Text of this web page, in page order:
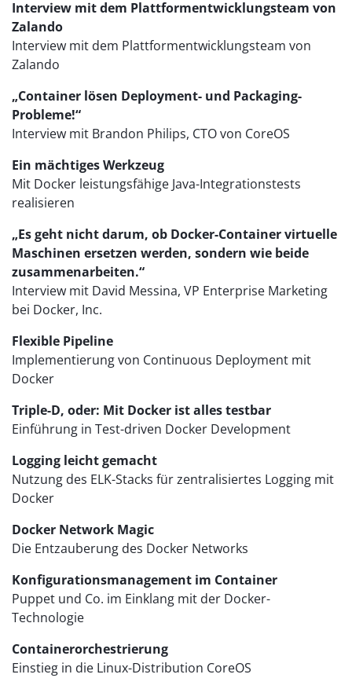
Interview mit dem Plattformentwicklungsteam von
Zalando
Interview mit dem Plattformentwicklungsteam von
Zalando
„Container lösen Deployment- und Packaging-
Probleme!“
Interview mit Brandon Philips, CTO von CoreOS
Ein mächtiges Werkzeug
Mit Docker leistungsfähige Java-Integrationstests
realisieren
„Es geht nicht darum, ob Docker-Container virtuelle
Maschinen ersetzen werden, sondern wie beide
zusammenarbeiten.“
Interview mit David Messina, VP Enterprise Marketing
bei Docker, Inc.
Flexible Pipeline
Implementierung von Continuous Deployment mit
Docker
Triple-D, oder: Mit Docker ist alles testbar
Einführung in Test-driven Docker Development
Logging leicht gemacht
Nutzung des ELK-Stacks für zentralisiertes Logging mit
Docker
Docker Network Magic
Die Entzauberung des Docker Networks
Konfigurationsmanagement im Container
Puppet und Co. im Einklang mit der Docker-
Technologie
Containerorchestrierung
Einstieg in die Linux-Distribution CoreOS